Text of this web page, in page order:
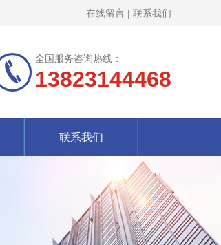
在线留言 | 联系我们
全国服务咨询热线：
13823144468
联系我们